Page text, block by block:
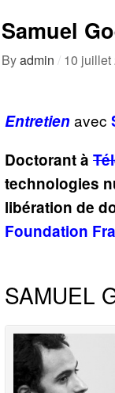
Samuel
Byadmin / 10 juillet
Entretienavec
Doctorant à
technologies
libération de
Foundation
SAMUEL